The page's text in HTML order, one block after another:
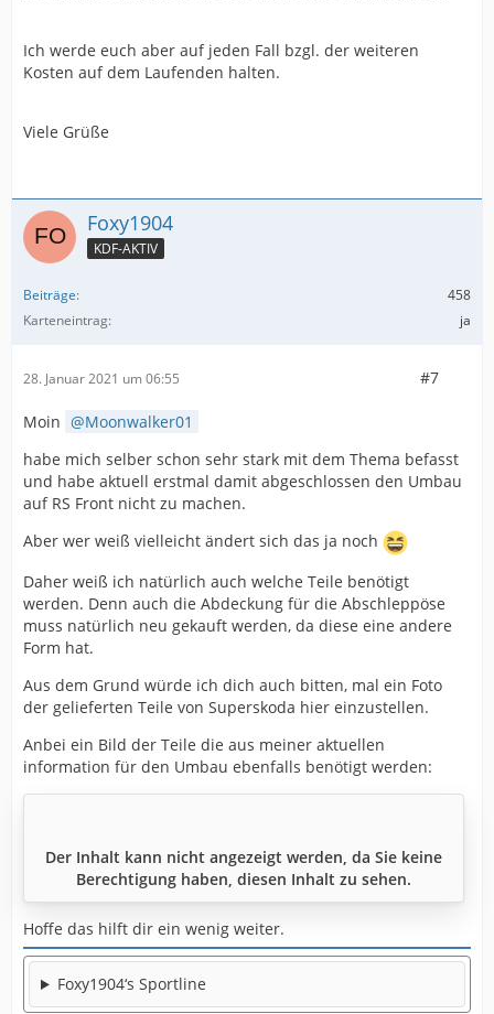
Ich werde euch aber auf jeden Fall bzgl. der weiteren
Kosten auf dem Laufenden halten.
Viele Grüße
Foxy1904
KDF-AKTIV
Beiträge
458
Karteneintrag
ja
28. Januar 2021 um 06:55 #7
Moin
Moonwalker01
habe mich selber schon sehr stark mit dem Thema befasst
und habe aktuell erstmal damit abgeschlossen den Umbau
auf RS Front nicht zu machen.
Aber wer weiß vielleicht ändert sich das ja noch
Daher weiß ich natürlich auch welche Teile benötigt
werden. Denn auch die Abdeckung für die Abschleppöse
muss natürlich neu gekauft werden, da diese eine andere
Form hat.
Aus dem Grund würde ich dich auch bitten, mal ein Foto
der gelieferten Teile von Superskoda hier einzustellen.
Anbei ein Bild der Teile die aus meiner aktuellen
information für den Umbau ebenfalls benötigt werden:
Der Inhalt kann nicht angezeigt werden, da Sie keine
Berechtigung haben, diesen Inhalt zu sehen.
Hoffe das hilft dir ein wenig weiter.
Foxy1904‘s Sportline